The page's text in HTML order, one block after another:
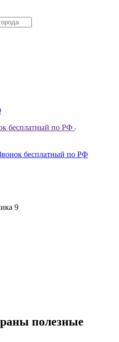
бесплатный по РФ
бесплатный по РФ
9
полезные